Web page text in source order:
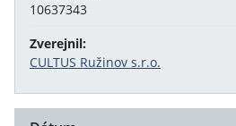
10637343
Zverejnil:
CULTUS Ružinov s.r.o.